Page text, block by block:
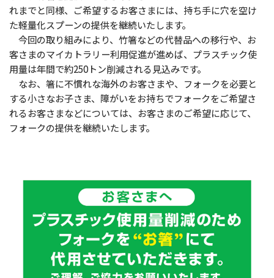
れまでと同様、ご希望するお客さまには、持ち手に穴を空け
た軽量化スプーンの提供を継続いたします。
今回の取り組みにより、竹箸などの代替品への移行や、お
客さまのマイカトラリー利用促進が進めば、プラスチック使
用量は年間で約250トン削減される見込みです。
なお、箸に不慣れな海外のお客さまや、フォークを必要と
する小さなお子さま、障がいをお持ちでフォークをご希望さ
れるお客さまなどについては、お客さまのご希望に応じて、
フォークの提供を継続いたします。